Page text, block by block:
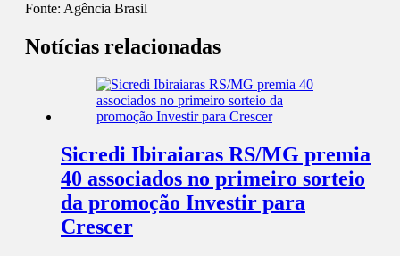
Fonte: Agência Brasil
Notícias relacionadas
Sicredi Ibiraiaras RS/MG premia
40 associados no primeiro sorteio
da promoção Investir para
Crescer